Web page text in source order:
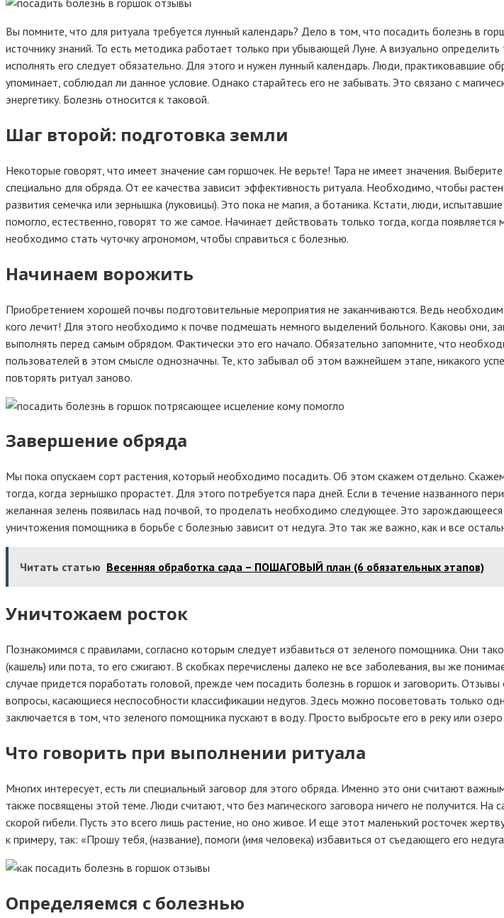
Вы помните, что для ритуала требуется лунный календарь? Дело в том, что посадить болезнь в
источнику знаний. То есть методика работает только при убывающей Луне. А визуально
исполнять его следует обязательно. Для этого и нужен лунный календарь. Люди, практиковавшие
упоминает, соблюдал ли данное условие. Однако старайтесь его не забывать. Это связано с
энергетику. Болезнь относится к таковой.
Шаг второй: подготовка земли
Некоторые говорят, что имеет значение сам горшочек. Не верьте! Тара не имеет значения.
специально для обряда. От ее качества зависит эффективность ритуала. Необходимо, чтобы
развития семечка или зернышка (луковицы). Это пока не магия, а ботаника. Кстати, люди,
помогло, естественно, говорят то же самое. Начинает действовать только тогда, когда
необходимо стать чуточку агрономом, чтобы справиться с болезнью.
Начинаем ворожить
Приобретением хорошей почвы подготовительные мероприятия не заканчиваются. Ведь
кого лечит! Для этого необходимо к почве подмешать немного выделений больного. Каковы они,
выполнять перед самым обрядом. Фактически это его начало. Обязательно запомните, что
пользователей в этом смысле однозначны. Те, кто забывал об этом важнейшем этапе, никакого
повторять ритуал заново.
Завершение обряда
Мы пока опускаем сорт растения, который необходимо посадить. Об этом скажем отдельно.
тогда, когда зернышко прорастет. Для этого потребуется пара дней. Если в течение названного
желанная зелень появилась над почвой, то проделать необходимо следующее. Это
уничтожения помощника в борьбе с болезнью зависит от недуга. Это так же важно, как и все
Читать статью Весенняя обработка сада – ПОШАГОВЫЙ план (6 обязательных этапов)
Уничтожаем росток
Познакомимся с правилами, согласно которым следует избавиться от зеленого помощника. Они
(кашель) или пота, то его сжигают. В скобках перечислены далеко не все заболевания, вы же
случае придется поработать головой, прежде чем посадить болезнь в горшок и заговорить.
вопросы, касающиеся неспособности классификации недугов. Здесь можно посоветовать только
заключается в том, что зеленого помощника пускают в воду. Просто выбросьте его в реку или
Что говорить при выполнении ритуала
Многих интересует, есть ли специальный заговор для этого обряда. Именно это они считают
также посвящены этой теме. Люди считают, что без магического заговора ничего не получится.
скорой гибели. Пусть это всего лишь растение, но оно живое. И еще этот маленький росточек
к примеру, так: «Прошу тебя, (название), помоги (имя человека) избавиться от съедающего его
Определяемся с болезнью